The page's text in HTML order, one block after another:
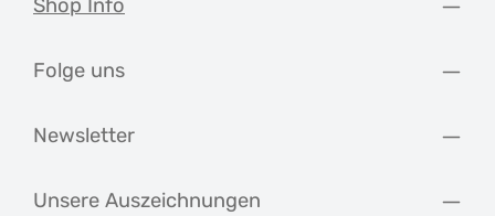
Shop Info
Folge uns
Newsletter
Unsere Auszeichnungen